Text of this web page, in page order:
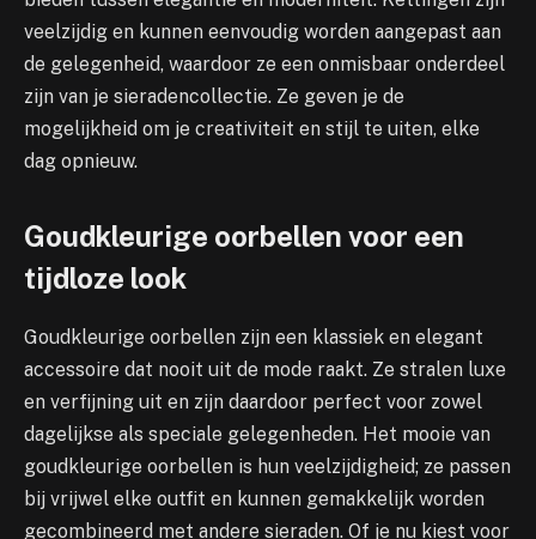
veelzijdig en kunnen eenvoudig worden aangepast aan
de gelegenheid, waardoor ze een onmisbaar onderdeel
zijn van je sieradencollectie. Ze geven je de
mogelijkheid om je creativiteit en stijl te uiten, elke
dag opnieuw.
Goudkleurige oorbellen voor een
tijdloze look
Goudkleurige oorbellen zijn een klassiek en elegant
accessoire dat nooit uit de mode raakt. Ze stralen luxe
en verfijning uit en zijn daardoor perfect voor zowel
dagelijkse als speciale gelegenheden. Het mooie van
goudkleurige oorbellen is hun veelzijdigheid; ze passen
bij vrijwel elke outfit en kunnen gemakkelijk worden
gecombineerd met andere sieraden. Of je nu kiest voor